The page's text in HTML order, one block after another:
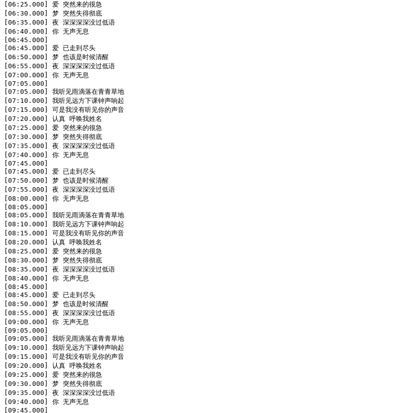
[06:25.000] 爱 突然来的很急
[06:30.000] 梦 突然失得彻底
[06:35.000] 夜 深深深深没过低语
[06:40.000] 你 无声无息
[06:45.000]
[06:45.000] 爱 已走到尽头
[06:50.000] 梦 也该是时候清醒
[06:55.000] 夜 深深深深没过低语
[07:00.000] 你 无声无息
[07:05.000]
[07:05.000] 我听见雨滴落在青青草地
[07:10.000] 我听见远方下课钟声响起
[07:15.000] 可是我没有听见你的声音
[07:20.000] 认真 呼唤我姓名
[07:25.000] 爱 突然来的很急
[07:30.000] 梦 突然失得彻底
[07:35.000] 夜 深深深深没过低语
[07:40.000] 你 无声无息
[07:45.000]
[07:45.000] 爱 已走到尽头
[07:50.000] 梦 也该是时候清醒
[07:55.000] 夜 深深深深没过低语
[08:00.000] 你 无声无息
[08:05.000]
[08:05.000] 我听见雨滴落在青青草地
[08:10.000] 我听见远方下课钟声响起
[08:15.000] 可是我没有听见你的声音
[08:20.000] 认真 呼唤我姓名
[08:25.000] 爱 突然来的很急
[08:30.000] 梦 突然失得彻底
[08:35.000] 夜 深深深深没过低语
[08:40.000] 你 无声无息
[08:45.000]
[08:45.000] 爱 已走到尽头
[08:50.000] 梦 也该是时候清醒
[08:55.000] 夜 深深深深没过低语
[09:00.000] 你 无声无息
[09:05.000]
[09:05.000] 我听见雨滴落在青青草地
[09:10.000] 我听见远方下课钟声响起
[09:15.000] 可是我没有听见你的声音
[09:20.000] 认真 呼唤我姓名
[09:25.000] 爱 突然来的很急
[09:30.000] 梦 突然失得彻底
[09:35.000] 夜 深深深深没过低语
[09:40.000] 你 无声无息
[09:45.000]